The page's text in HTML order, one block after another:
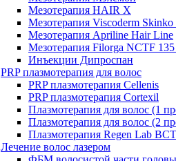
Мезотерапия HAIR X
Мезотерапия Viscoderm Skinko
Мезотерапия Apriline Hair Line
Мезотерапия Filorga NCTF
Инъекции Дипроспан
PRP плазмотерапия для волос
PRP плазмотерапия Cellenis
PRP плазмотерапия Cortexil
Плазмотерапия для волос (1
Плазмотерапия для волос (2
Плазмотерапия Regen Lab
Лечение волос лазером